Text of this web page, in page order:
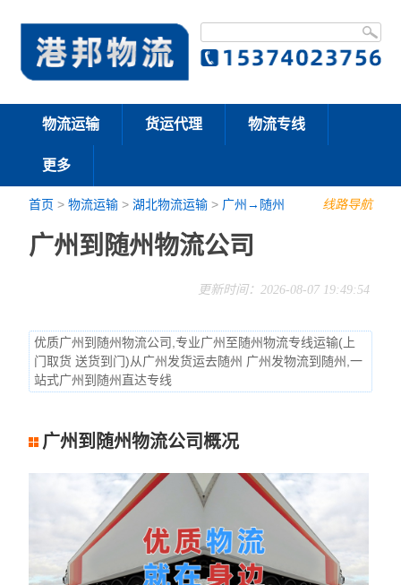
物流运输 货运代理 物流专线
更多
线路导航
首页 >物流运输 >湖北物流运输 > 广州→随州
广州到随州物流公司
更新时间：2026-08-07 19:49:54
优质广州到随州物流公司,专业广州至随州物流专线运输(上
门取货 送货到门)从广州发货运去随州 广州发物流到随州,一
站式广州到随州直达专线
广州到随州物流公司概况